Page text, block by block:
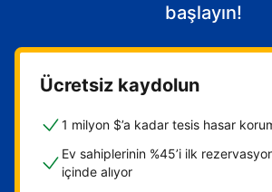
başlayın!
Ücretsiz kaydolun
1 milyon $’a kadar tesis hasar
Ev sahiplerinin %45’i ilk
içinde alıyor